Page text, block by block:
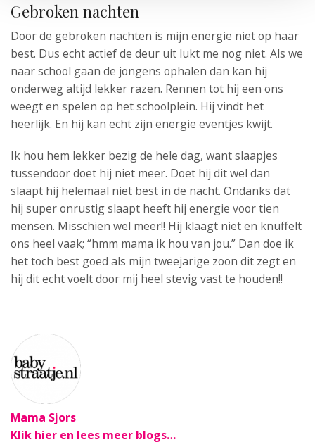
Gebroken nachten
Door de gebroken nachten is mijn energie niet op haar
best. Dus echt actief de deur uit lukt me nog niet. Als we
naar school gaan de jongens ophalen dan kan hij
onderweg altijd lekker razen. Rennen tot hij een ons
weegt en spelen op het schoolplein. Hij vindt het
heerlijk. En hij kan echt zijn energie eventjes kwijt.
Ik hou hem lekker bezig de hele dag, want slaapjes
tussendoor doet hij niet meer. Doet hij dit wel dan
slaapt hij helemaal niet best in de nacht. Ondanks dat
hij super onrustig slaapt heeft hij energie voor tien
mensen. Misschien wel meer!! Hij klaagt niet en knuffelt
ons heel vaak; “hmm mama ik hou van jou.” Dan doe ik
het toch best goed als mijn tweejarige zoon dit zegt en
hij dit echt voelt door mij heel stevig vast te houden!!
Mama Sjors
Klik hier en lees meer blogs…